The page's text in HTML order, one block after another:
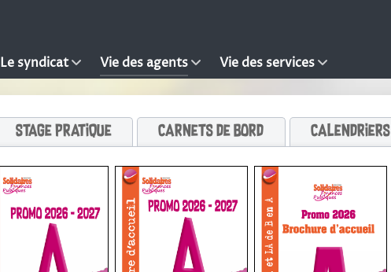
Le syndicat Vie des agents Vie des services
Stage pratique Carnets de bord Calendriers